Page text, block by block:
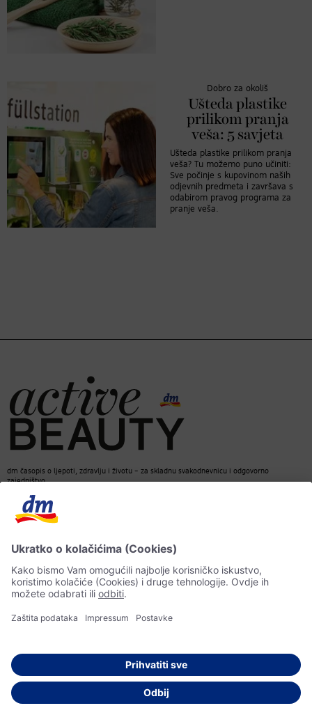
Dobro za okoliš
Ušteda plastike
prilikom pranja
veša: 5 savjeta
Ušteda plastike prilikom pranja
veša? Tu možemo puno učiniti:
Sve počinje s kupovinom naših
odjevnih predmeta i završava s
odabirom pravog programa za
pranje veša.
dm časopis o ljepoti, zdravlju i životu – za skladnu svakodnevnicu i odgovorno
zajedništvo.
© 2026 dm-drogerie markt d.o.o.